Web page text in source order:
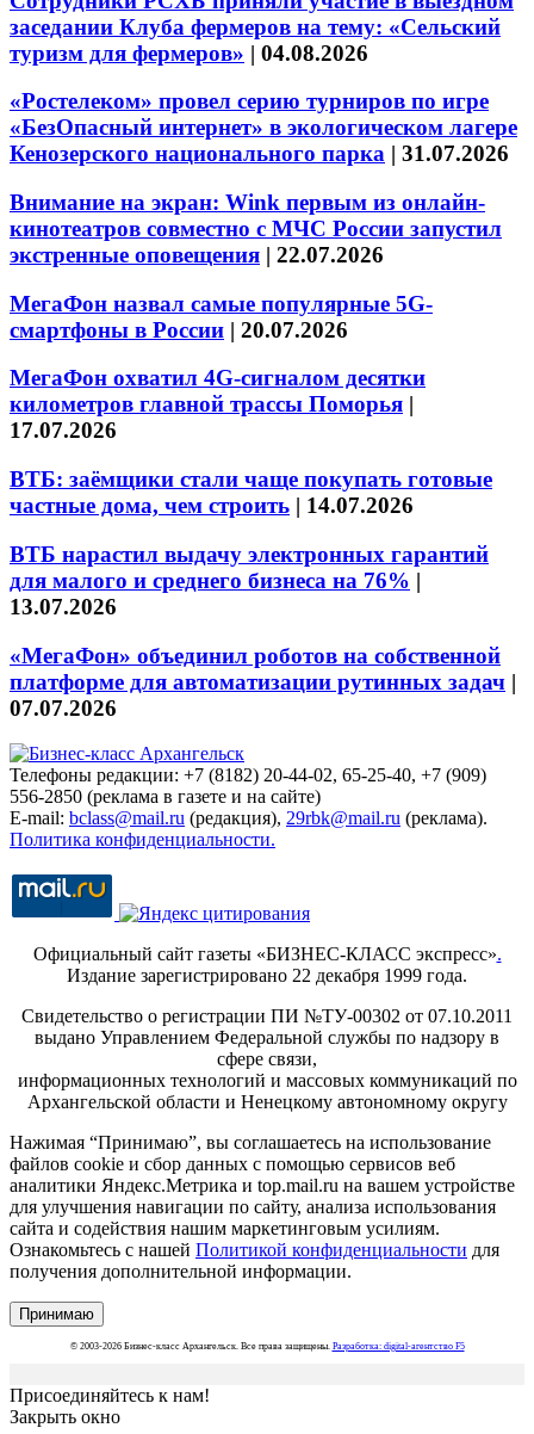
заседании Клуба фермеров на тему: «Сельский
туризм для фермеров» | 04.08.2026
«Ростелеком» провел серию турниров по игре
«БезОпасный интернет» в экологическом лагере
Кенозерского национального парка | 31.07.2026
Внимание на экран: Wink первым из онлайн-
кинотеатров совместно с МЧС России запустил
экстренные оповещения | 22.07.2026
МегаФон назвал самые популярные 5G-
смартфоны в России | 20.07.2026
МегаФон охватил 4G-сигналом десятки
километров главной трассы Поморья |
17.07.2026
ВТБ: заёмщики стали чаще покупать готовые
частные дома, чем строить | 14.07.2026
ВТБ нарастил выдачу электронных гарантий
для малого и среднего бизнеса на 76% |
13.07.2026
«МегаФон» объединил роботов на собственной
платформе для автоматизации рутинных задач |
07.07.2026
Телефоны редакции: +7 (8182) 20-44-02, 65-25-40, +7 (909)
556-2850 (реклама в газете и на сайте)
E-mail: bclass@mail.ru (редакция), 29rbk@mail.ru (реклама).
Политика конфиденциальности.
Официальный сайт газеты «БИЗНЕС-КЛАСС экспресс».
Издание зарегистрировано 22 декабря 1999 года.
Свидетельство о регистрации ПИ №ТУ-00302 от 07.10.2011
выдано Управлением Федеральной службы по надзору в
сфере связи,
информационных технологий и массовых коммуникаций по
Архангельской области и Ненецкому автономному округу
Нажимая “Принимаю”, вы соглашаетесь на использование
файлов cookie и сбор данных с помощью сервисов веб
аналитики Яндекс.Метрика и top.mail.ru на вашем устройстве
для улучшения навигации по сайту, анализа использования
сайта и содействия нашим маркетинговым усилиям.
Ознакомьтесь с нашей Политикой конфиденциальности для
получения дополнительной информации.
Принимаю
© 2003-2026 Бизнес-класс Архангельск. Все права защищены. Разработка: digital-агентство F5
Присоединяйтесь к нам!
Закрыть окно